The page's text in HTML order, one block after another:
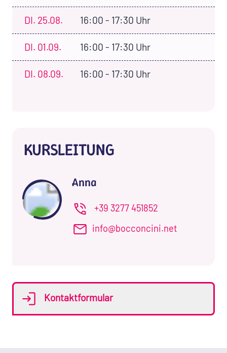
DI. 25.08. 16:00 - 17:30 Uhr
DI. 01.09. 16:00 - 17:30 Uhr
DI. 08.09. 16:00 - 17:30 Uhr
KURSLEITUNG
Anna
+39 3277 451852
info@bocconcini.net
Kontaktformular